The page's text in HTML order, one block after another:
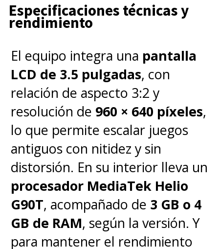
Especificaciones técnicas y
rendimiento
El equipo integra una pantalla
LCD de 3.5 pulgadas, con
relación de aspecto 3:2 y
resolución de 960 × 640 píxeles,
lo que permite escalar juegos
antiguos con nitidez y sin
distorsión. En su interior lleva un
procesador MediaTek Helio
G90T, acompañado de 3 GB o 4
GB de RAM, según la versión. Y
para mantener el rendimiento